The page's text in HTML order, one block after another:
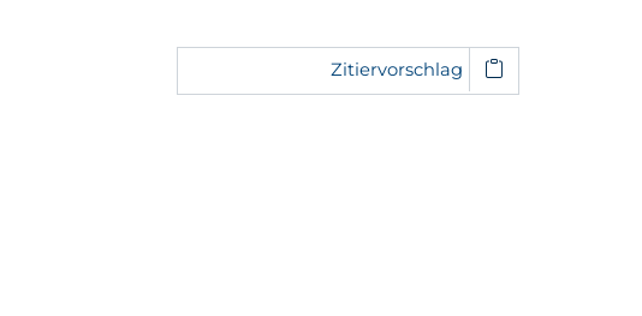
Zitiervorschlag